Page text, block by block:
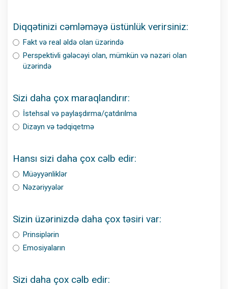
Diqqətinizi cəmləməyə üstünlük verirsiniz:
Fakt və real əldə olan üzərində
Perspektivli gələcəyi olan, mümkün və nəzəri olan
üzərində
Sizi daha çox maraqlandırır:
İstehsal və paylaşdırma/çatdırılma
Dizayn və tədqiqetmə
Hansı sizi daha çox cəlb edir:
Müəyyənliklər
Nəzəriyyələr
Sizin üzərinizdə daha çox təsiri var:
Prinsiplərin
Emosiyaların
Sizi daha çox cəlb edir: